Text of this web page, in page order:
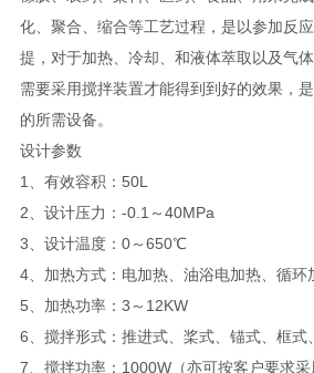
化、聚合、缩合等工艺过程，是以参加反
提，对于加热、冷却、和液体萃取以及气
需要采用搅拌装置才能得到到好的效果，
的所需设备。
设计参数
1、有效容积：50L
2、设计压力：-0.1～40MPa
3、设计温度：0～650℃
4、加热方式：电加热、油浴电加热、循环
5、加热功率：3～12KW
6、搅拌形式：推进式、桨式、锚式、框式
7、搅拌功率：1000W（亦可按客户要求采